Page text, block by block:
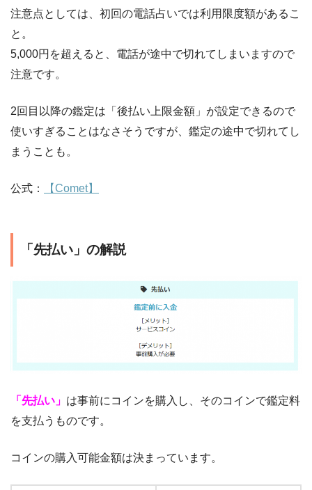
注意点としては、初回の電話占いでは利用限度額があるこ
と。
5,000円を超えると、電話が途中で切れてしまいますので
注意です。
2回目以降の鑑定は「後払い上限金額」が設定できるので
使いすぎることはなさそうですが、鑑定の途中で切れてし
まうことも。
公式： 【Comet】
「先払い」の解説
「先払い」 は事前にコインを購入し、そのコインで鑑定料
を支払うものです。
コインの購入可能金額は決まっています。